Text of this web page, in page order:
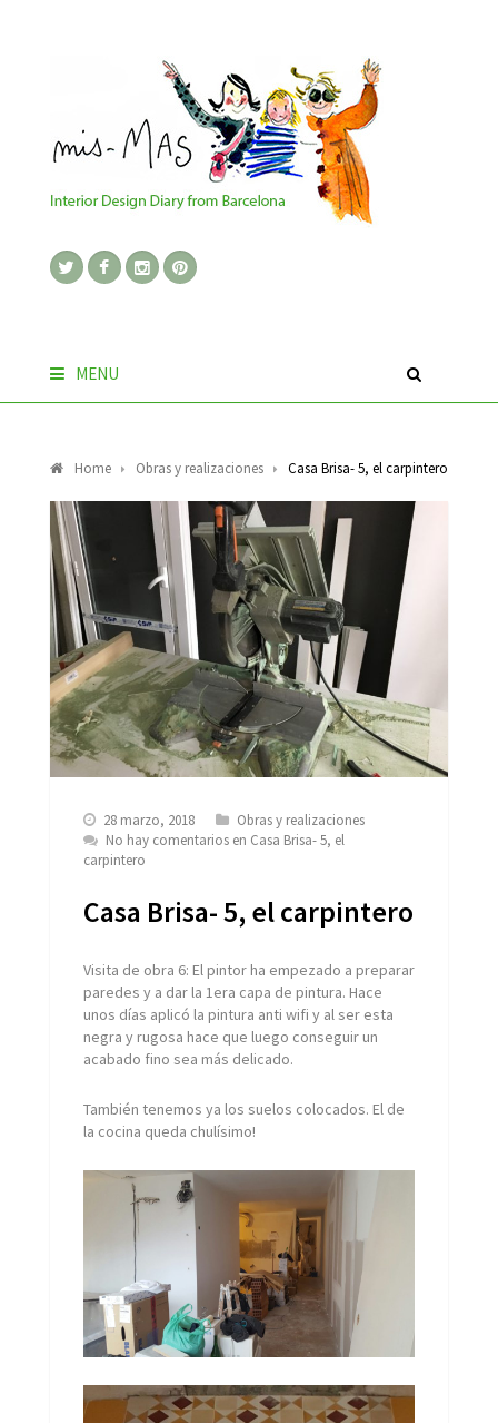
MENU
Home Obras y realizaciones Casa Brisa- 5, el carpintero
28 marzo, 2018
Obras y realizaciones
No hay comentariosen Casa Brisa- 5, el
carpintero
Casa Brisa- 5, el carpintero
Visita de obra 6: El pintor ha empezado a preparar
paredes y a dar la 1era capa de pintura. Hace
unos días aplicó la pintura anti wifi y al ser esta
negra y rugosa hace que luego conseguir un
acabado fino sea más delicado.
También tenemos ya los suelos colocados. El de
la cocina queda chulísimo!